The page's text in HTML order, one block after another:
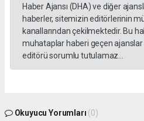
Haber Ajansı (DHA) ve diğer
haberler, sitemizin editörlerinin
kanallarından çekilmektedir. Bu
muhataplar haberi geçen
editörü sorumlu tutulamaz...
Okuyucu Yorumları (0)